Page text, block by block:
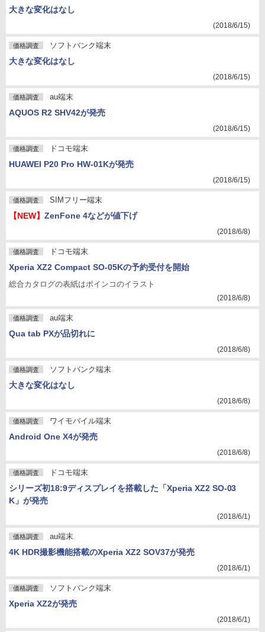
大きな変化はなし
(2018/6/15)
価格調査 ソフトバンク端末
大きな変化はなし
(2018/6/15)
価格調査 au端末
AQUOS R2 SHV42が発売
(2018/6/15)
価格調査 ドコモ端末
HUAWEI P20 Pro HW-01Kが発売
(2018/6/15)
価格調査 SIMフリー端末
【NEW】 ZenFone 4などが値下げ
(2018/6/8)
価格調査 ドコモ端末
Xperia XZ2 Compact SO-05Kの予約受付を開始
総合カタログの表紙はポインコのイラスト
(2018/6/8)
価格調査 au端末
Qua tab PXが品切れに
(2018/6/8)
価格調査 ソフトバンク端末
大きな変化はなし
(2018/6/8)
価格調査 ワイモバイル端末
Android One X4が発売
(2018/6/8)
価格調査 ドコモ端末
シリーズ初18:9ディスプレイを搭載した「Xperia XZ2 SO-03
K」が発売
(2018/6/1)
価格調査 au端末
4K HDR撮影機能搭載のXperia XZ2 SOV37が発売
(2018/6/1)
価格調査 ソフトバンク端末
Xperia XZ2が発売
(2018/6/1)